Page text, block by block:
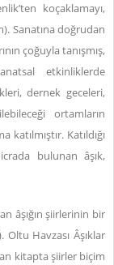
koçaklamayı,
). Sanatına doğrudan
çoğuyla tanışmış,
etkinliklerde
dernek geceleri,
ortamların
Katıldığı
bulunan âşık,
âşığın şiirlerinin bir
Oltu Havzası Âşıklar
kitapta şiirler biçim